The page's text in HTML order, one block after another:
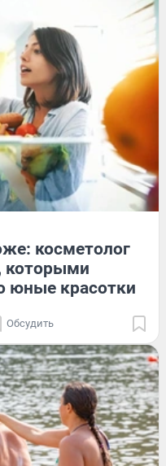
косметолог
которыми
юные красотки
Обсудить